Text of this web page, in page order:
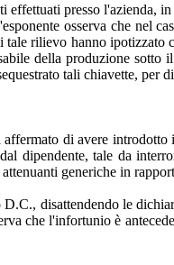
presso l'azienda,
osserva che nel
rilievo hanno ipotizzato
della produzione
tali chiavette, per
di avere
dipendente, tale da
generiche in
disattendendo le
che l'infortunio è